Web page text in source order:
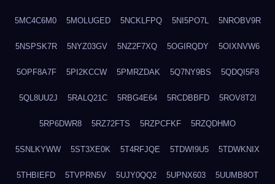
5MC4C6M0 5MOLUGED 5NCKLFPQ 5NI5PO7L 5NROBV9R
5NSPSK7R 5NYZ03GV 5NZ2F7XQ 5OGIRQDY 5OIXNVW6
5OPF8A7F 5PI2KCCW 5PMRZDAK 5Q7NY9BS 5QDQI5F8
5QL8UU2J 5RALQ21C 5RBG4E64 5RCDBBFD 5ROV8T2I
5RP6DWR8 5RZ72FTS 5RZPCFKF 5RZQDHMO
5SNLKYWW 5ST3XE0K 5T4RFJQE 5TDWI9U5 5TDWKNIX
5THBIEFD 5TVPRN5V 5UJY0QQ2 5UPNX603 5UUMB8OT